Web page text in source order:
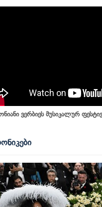
ვერბიეს მუსიკალურ